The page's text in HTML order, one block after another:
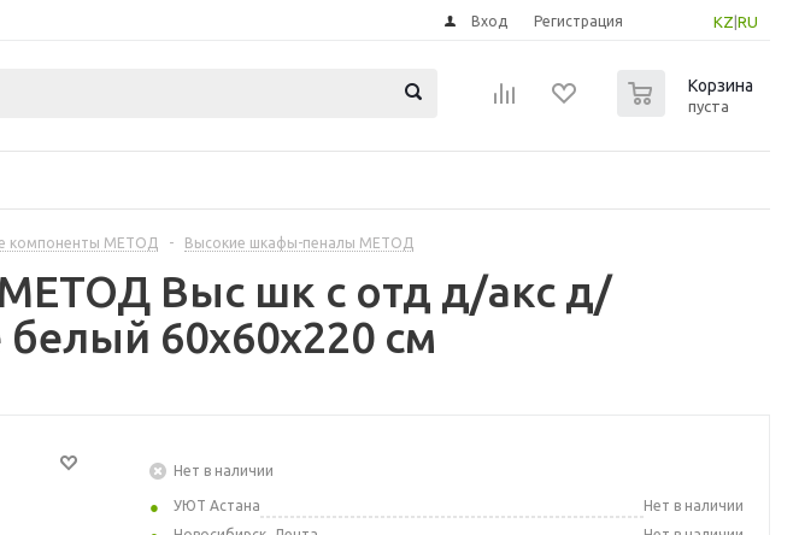
KZ RU
Вход Регистрация
Корзина
пуста
компоненты МЕТОД - Высокие шкафы-пеналы МЕТОД
МЕТОД Выс шк с отд д/акс д/
60x60x220 см
Нет в наличии
УЮТ Астана
Нет в наличии